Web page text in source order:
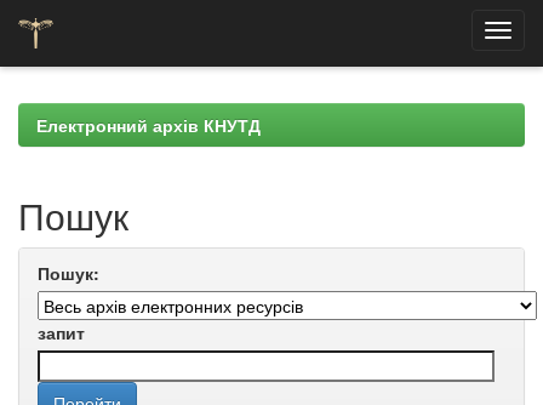
navigationЕлектронний архів КНУТД
Пошук
Пошук:
запит